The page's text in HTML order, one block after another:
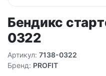
Бендикс
0322
Артикул: 7138-0322
Бренд: PROFIT